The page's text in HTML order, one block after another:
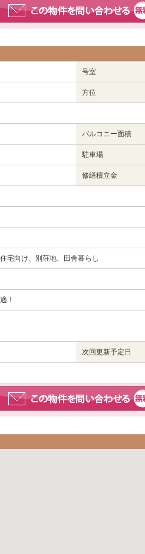
号室
方位
バルコニー面積
駐車場
修繕積立金
宅向け、別荘地、田舎暮らし
！
次回更新予定日